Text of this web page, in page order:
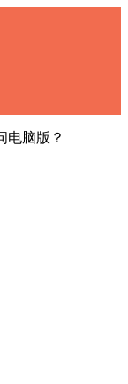
电脑版？